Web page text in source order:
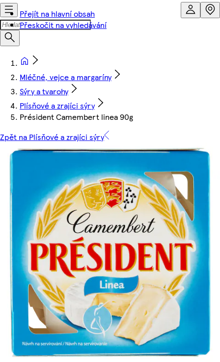
Přejít na hlavní obsah
Přeskočit na vyhledávání
Mléčné, vejce a margaríny
Sýry a tvarohy
Plísňové a zrajíci sýry
Président Camembert linea 90g
Zpět na Plísňové a zrajíci sýry